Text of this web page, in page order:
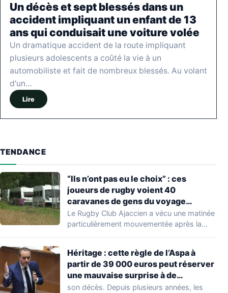
Un décès et sept blessés dans un
accident impliquant un enfant de 13
ans qui conduisait une voiture volée
Un dramatique accident de la route impliquant
plusieurs adolescents a coûté la vie à un
automobiliste et fait de nombreux blessés. Au volant
d'un…
Lire
TENDANCE
“Ils n’ont pas eu le choix” : ces
joueurs de rugby voient 40
caravanes de gens du voyage
s’installer dans leur stade, ils les
délogent en moins d’1 heure
Le Rugby Club Ajaccien a vécu une matinée
particulièrement mouvementée après la
Héritage : cette règle de l’Aspa à
partir de 39 000 euros peut réserver
une mauvaise surprise à de
nombreuses familles
son décès. Depuis plusieurs années, les